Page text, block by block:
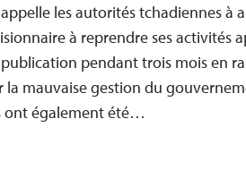
les autorités tchadiennes à
à reprendre ses activités
pendant trois mois en
mauvaise gestion du
ont également été…